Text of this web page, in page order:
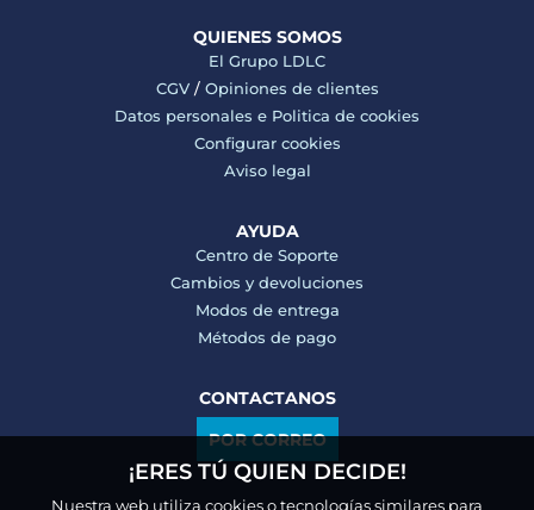
QUIENES SOMOS
El Grupo LDLC
CGV/ Opiniones de clientes
Datos personales e Politica de cookies
Configurar cookies
Aviso legal
AYUDA
Centro de Soporte
Cambios y devoluciones
Modos de entrega
Métodos de pago
CONTACTANOS
POR CORREO
¡ERES TÚ QUIEN DECIDE!
Nuestra web utiliza cookies o tecnologías similares para